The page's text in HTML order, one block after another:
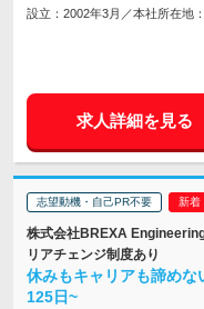
設立：2002年3月／本社所在地
求人詳細を見る
志望動機・自己PR不要
株式会社BREXA
リアチェンジ制度あり
休みもキャリアも諦め
125日~